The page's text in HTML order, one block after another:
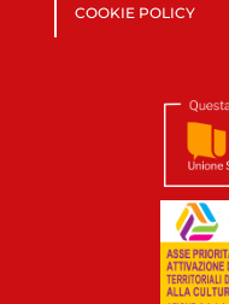
COOKIE POLICY